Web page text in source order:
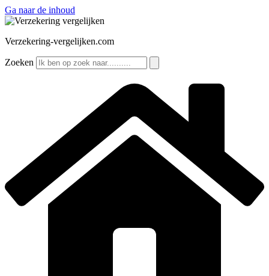
Ga naar de inhoud
Verzekering-vergelijken.com
Zoeken